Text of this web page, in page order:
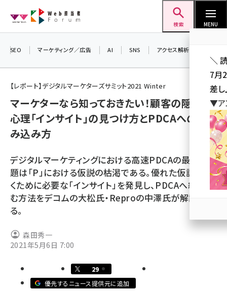
ン
検索 MENU
seo (3516)
ai (2799)
note (2308)
セミナー (2296)
llmo (1155)
SEO マーケティング／広告 AI SNS アクセス解析／データ分析
【レポート】デジタルマーケターズサミット2021 Winter
マーケターなら知っておきたい！顧客の隠れた
心理「インサイト」の見つけ方とPDCAへの組
み込み方
デジタルマーケティングにおける高速PDCAの最大の課
題は「P」における仮説の枯渇である。優れた仮説を導
くために必要な「インサイト」を発見し、PDCAへ組み込
む方法をデコムの大松氏・Reproの中澤氏が解説す
る。
森田秀一
2021年5月6日 7:00
29
優先するニュース提供元に追加
＼
7月
差し
▼ア